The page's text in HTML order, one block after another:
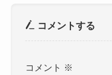
コメントする
コメント ※